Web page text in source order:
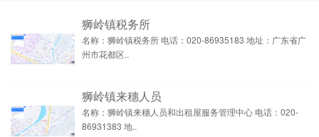
狮岭镇税务所
名称：狮岭镇税务所 电话：020-86935183 地址：广东省广
州市花都区..
狮岭镇来穗人员
名称：狮岭镇来穗人员和出租屋服务管理中心 电话：020-
86931383 地..